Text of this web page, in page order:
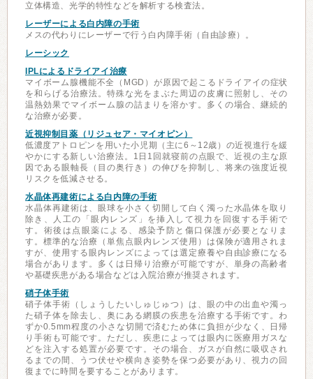
立体構造、光学的特性などを解析する検査法。
レーザーによる白内障の手術
メスの代わりにレーザーで行う白内障手術（自由診療）。
レーシック
IPLによるドライアイ治療
マイボーム腺機能不全（MGD）が原因で起こるドライアイの症状
を和らげる治療法。特殊な光をまぶた周辺の皮膚に照射し、その
温熱効果でマイボーム腺の詰まりを溶かす。多くの場合、継続的
な治療が必要。
近視抑制目薬（リジュセア・マイオピン）
低濃度アトロピンを用いた小児期（主に6～12歳）の近視進行を緩
やかにする新しい治療法。1日1回就寝前の点眼で、近視の主な原
因である眼軸長（目の奥行き）の伸びを抑制し、将来の強度近視
リスクを低減させる。
水晶体再建術による白内障の手術
水晶体再建術は、眼球を小さく切開して白く濁った水晶体を取り
除き、人工の「眼内レンズ」を挿入して視力を回復する手術で
す。術後は点眼薬による、感染予防と傷口保護が必要となりま
す。標準的な治療（単焦点眼内レンズ使用）は保険が適用されま
すが、使用する眼内レンズによっては選定療養や自由診療になる
場合があります。多くは日帰り治療が可能ですが、単身の高齢者
や基礎疾患がある場合などは入院治療が推奨されます。
硝子体手術
硝子体手術（しょうしたいしゅじゅつ）は、眼の中の出血や濁っ
た硝子体を除去し、奥にある網膜の疾患を治療する手術です。わ
ずか0.5mm程度の小さな切開で済むため体に負担が少なく、日帰
り手術も可能です。ただし、疾患によっては眼内に医療用ガスな
どを注入する処置が必要です。その場合、ガスが自然に吸収され
るまでの間、うつ伏せや横向き姿勢を保つ必要があり、視力の回
復までに時間を要することがあります。